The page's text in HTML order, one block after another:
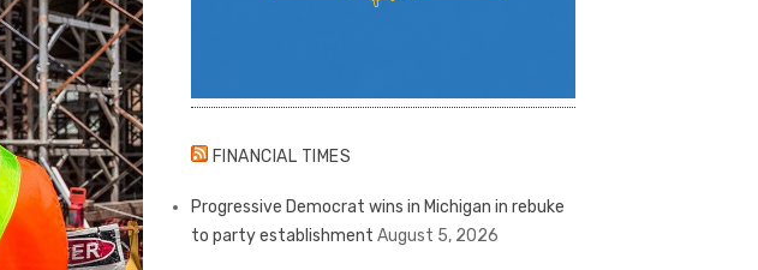
FINANCIAL TIMES
Progressive Democrat wins in Michigan in rebuke
to party establishment August 5, 2026